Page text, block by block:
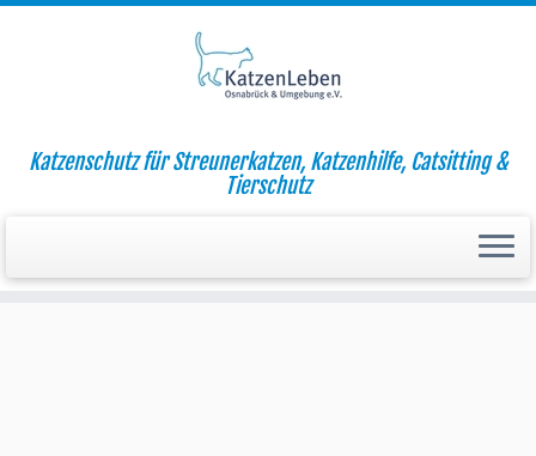
InhaltKatzenschutz für Streunerkatzen, Katzenhilfe, Catsitting &
Tierschutz
Startseite » Aktuell » Aktionen » Ein sehr schöner voradventlicher